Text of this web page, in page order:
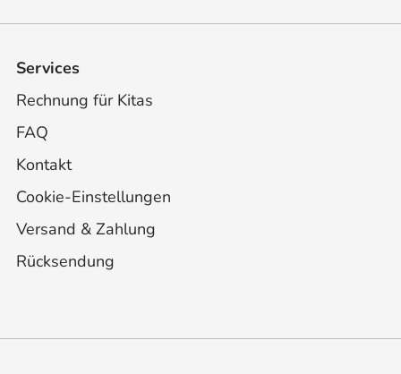
Services
Rechnung für Kitas
FAQ
Kontakt
Cookie-Einstellungen
Versand & Zahlung
Rücksendung